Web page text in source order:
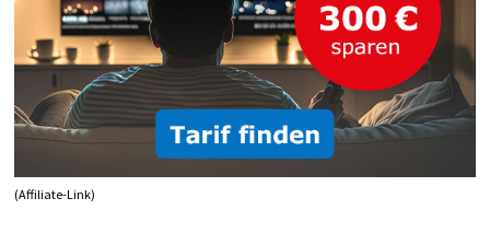
(Affiliate-Link)